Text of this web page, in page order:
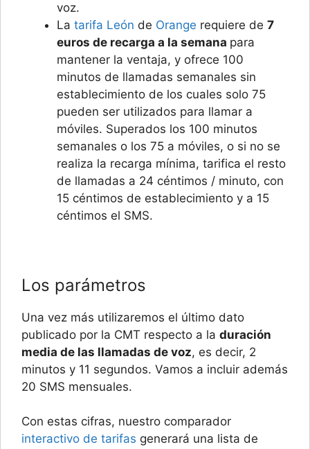
voz.
La tarifa León de Orange requiere de 7
euros de recarga a la semana para
mantener la ventaja, y ofrece 100
minutos de llamadas semanales sin
establecimiento de los cuales solo 75
pueden ser utilizados para llamar a
móviles. Superados los 100 minutos
semanales o los 75 a móviles, o si no se
realiza la recarga mínima, tarifica el resto
de llamadas a 24 céntimos / minuto, con
15 céntimos de establecimiento y a 15
céntimos el SMS.
Los parámetros
Una vez más utilizaremos el último dato
publicado por la CMT respecto a la duración
media de las llamadas de voz, es decir, 2
minutos y 11 segundos. Vamos a incluir además
20 SMS mensuales.
Con estas cifras, nuestro comparador
interactivo de tarifas generará una lista de